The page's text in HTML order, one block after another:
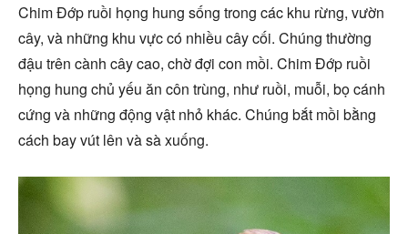
Chim Đớp ruồi họng hung sống trong các khu rừng, vườn
cây, và những khu vực có nhiều cây cối. Chúng thường
đậu trên cành cây cao, chờ đợi con mồi. Chim Đớp ruồi
họng hung chủ yếu ăn côn trùng, như ruồi, muỗi, bọ cánh
cứng và những động vật nhỏ khác. Chúng bắt mồi bằng
cách bay vút lên và sà xuống.